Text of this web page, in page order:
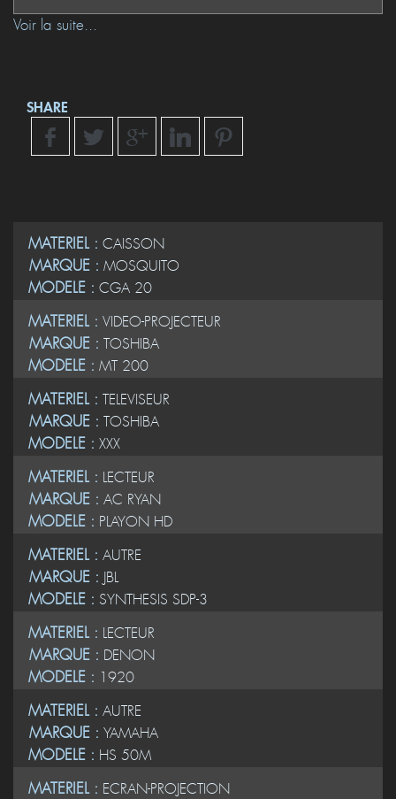
Voir la suite...
SHARE
MATERIEL : CAISSON
MARQUE : MOSQUITO
MODELE : CGA 20
MATERIEL : VIDEO-PROJECTEUR
MARQUE : TOSHIBA
MODELE : MT 200
MATERIEL : TELEVISEUR
MARQUE : TOSHIBA
MODELE : XXX
MATERIEL : LECTEUR
MARQUE : AC RYAN
MODELE : PLAYON HD
MATERIEL : AUTRE
MARQUE : JBL
MODELE : SYNTHESIS SDP-3
MATERIEL : LECTEUR
MARQUE : DENON
MODELE : 1920
MATERIEL : AUTRE
MARQUE : YAMAHA
MODELE : HS 50M
MATERIEL : ECRAN-PROJECTION